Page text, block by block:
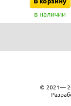
в наличии
© 2021—